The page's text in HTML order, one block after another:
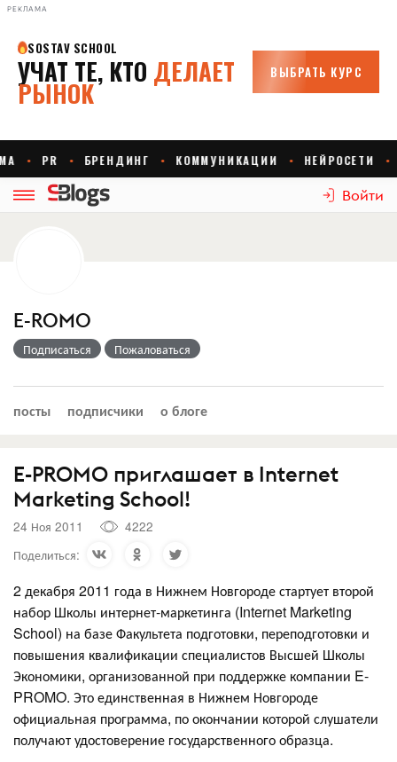
РЕКЛАМА
Войти
E-ROMO
Подписаться Пожаловаться
посты подписчики о блоге
E-PROMO приглашает в Internet
Marketing School!
24 Ноя 2011
4222
Поделиться:
2 декабря 2011 года в Нижнем Новгороде стартует второй
набор Школы интернет-маркетинга (Internet Marketing
School) на базе Факультета подготовки, переподготовки и
повышения квалификации специалистов Высшей Школы
Экономики, организованной при поддержке компании E-
PROMO. Это единственная в Нижнем Новгороде
официальная программа, по окончании которой слушатели
получают удостоверение государственного образца.